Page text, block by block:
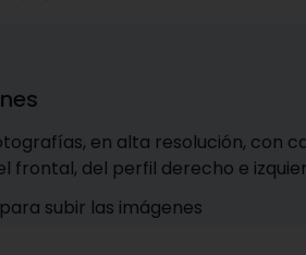
en alta resolución, con
frontal, del perfil derecho e
subir las imágenes